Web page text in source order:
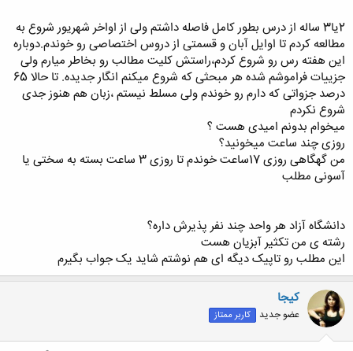
2یا3 ساله از درس بطور کامل فاصله داشتم ولی از اواخر شهریور شروع به
مطالعه کردم تا اوایل آبان و قسمتی از دروس اختصاصی رو خوندم.دوباره
این هفته رس رو شروع کردم،راستش کلیت مطالب رو بخاطر میارم ولی
جزییات فراموشم شده هر مبحثی که شروع میکنم انگار جدیده. تا حالا 65
درصد جزواتی که دارم رو خوندم ولی مسلط نیستم ،زبان هم هنوز جدی
شروع نکردم
میخوام بدونم امیدی هست ؟
روزی چند ساعت میخونید؟
من گهگاهی روزی 17ساعت خوندم تا روزی 3 ساعت بسته به سختی یا
آسونی مطلب
دانشگاه آزاد هر واحد چند نفر پذیرش داره؟
رشته ی من تکثیر آبزیان هست
این مطلب رو تاپیک دیگه ای هم نوشتم شاید یک جواب بگیرم
کیجا
عضو جدید کاربر ممتاز